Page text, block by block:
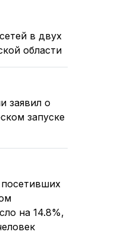
в двух
области
заявил о
запуске
на 14.8%,